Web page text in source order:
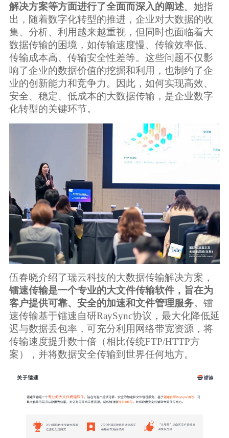
解决方案等方面进行了全面而深入的阐述。她指
出，随着数字化转型的推进，企业对大数据的收
集、分析、利用越来越重视，但同时也面临着大
数据传输的困境，如传输速度慢、传输效率低、
传输成本高、传输安全性差等。这些问题不仅影
响了企业的数据价值的挖掘和利用，也制约了企
业的创新能力和竞争力。因此，如何实现高效、
安全、稳定、低成本的大数据传输，是企业数字
化转型的关键环节。
伍春晓介绍了瑞云科技的大数据传输解决方案，
镭速传输是一个专业的大文件传输软件，旨在为
客户提供可靠、安全的加速和文件管理服务。镭
速传输基于镭速自研RaySync协议，最大化降低延
迟与数据丢包率，可充分利用网络带宽资源，将
传输速度提升数十倍（相比传统FTP/HTTP方
案），并将数据安全传输到世界任何地方。